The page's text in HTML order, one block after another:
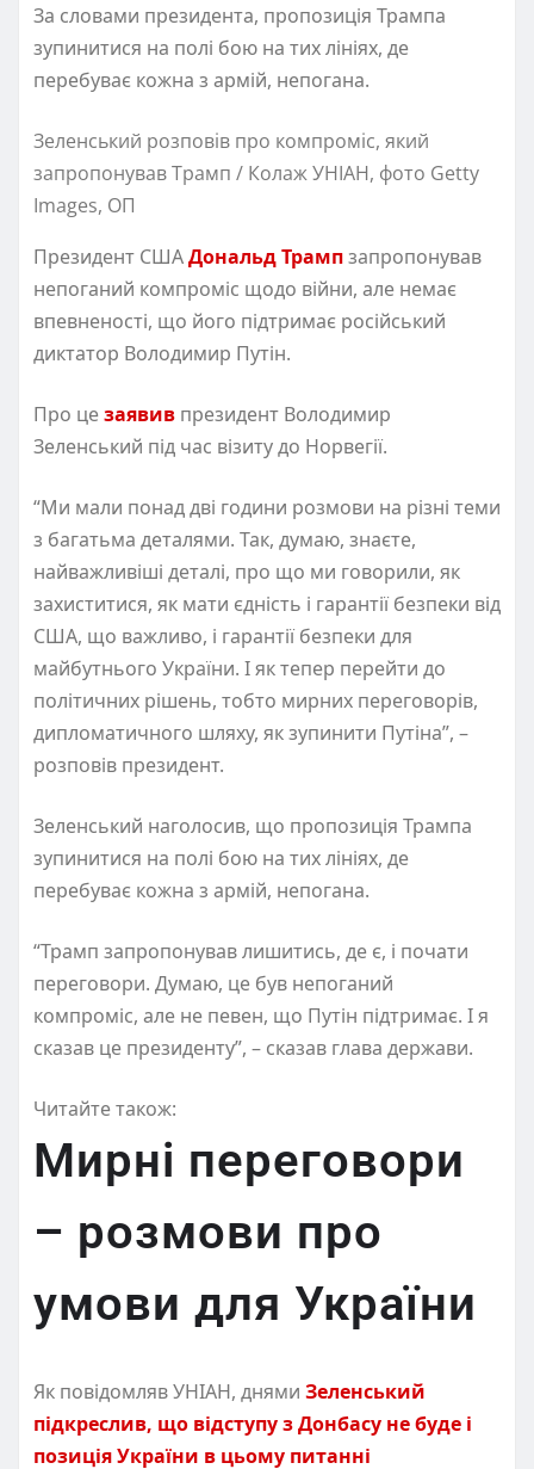
За словами президента, пропозиція Трампа
зупинитися на полі бою на тих лініях, де
перебуває кожна з армій, непогана.
Зеленський розповів про компроміс, який
запропонував Трамп / Колаж УНІАН, фото Getty
Images, ОП
Президент СШАДональд Трампзапропонував
непоганий компроміс щодо війни, але немає
впевненості, що його підтримає російський
диктатор Володимир Путін.
Про цезаявив президент Володимир
Зеленський під час візиту до Норвегії.
“Ми мали понад дві години розмови на різні теми
з багатьма деталями. Так, думаю, знаєте,
найважливіші деталі, про що ми говорили, як
захиститися, як мати єдність і гарантії безпеки від
США, що важливо, і гарантії безпеки для
майбутнього України. І як тепер перейти до
політичних рішень, тобто мирних переговорів,
дипломатичного шляху, як зупинити Путіна”, –
розповів президент.
Зеленський наголосив, що пропозиція Трампа
зупинитися на полі бою на тих лініях, де
перебуває кожна з армій, непогана.
“Трамп запропонував лишитись, де є, і почати
переговори. Думаю, це був непоганий
компроміс, але не певен, що Путін підтримає. І я
сказав це президенту”, – сказав глава держави.
Читайте також:
Мирні переговори
– розмови про
умови для України
Як повідомляв УНІАН, днями Зеленський
підкреслив, що відступу з Донбасу не буде і
позиція України в цьому питанні